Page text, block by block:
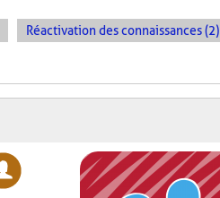
Réactivation des connaissances (2)